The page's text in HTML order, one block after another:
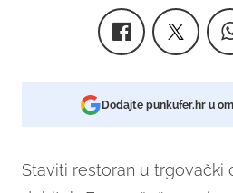
Dodajte punkufer.hr u
Staviti restoran u trgovački